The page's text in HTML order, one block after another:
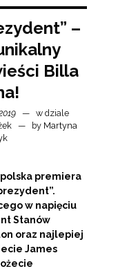
–
Billa
w dziale
by Martyna
premiera
w napięciu
Stanów
oraz najlepiej
James